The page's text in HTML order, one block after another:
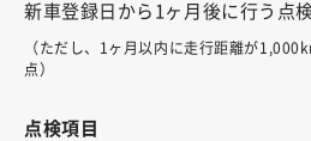
新車登録日から1ヶ月後に行う点
（ただし、1ヶ月以内に走行距離が
点）
点検項目